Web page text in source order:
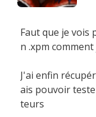
Faut que je vois
n .xpm
J'ai enfin
ais pouvoir
teurs